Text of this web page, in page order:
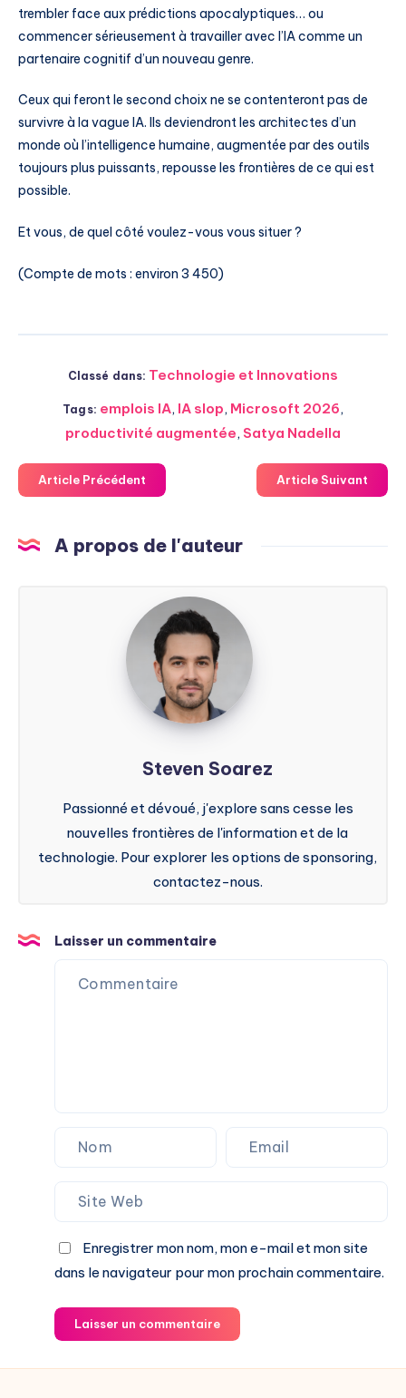
trembler face aux prédictions apocalyptiques… ou
commencer sérieusement à travailler avec l’IA comme un
partenaire cognitif d’un nouveau genre.
Ceux qui feront le second choix ne se contenteront pas de
survivre à la vague IA. Ils deviendront les architectes d’un
monde où l’intelligence humaine, augmentée par des outils
toujours plus puissants, repousse les frontières de ce qui est
possible.
Et vous, de quel côté voulez-vous vous situer ?
(Compte de mots : environ 3 450)
Classé dans: Technologie et Innovations
Tags: emplois IA, IA slop, Microsoft 2026,
productivité augmentée, Satya Nadella
Article Précédent Article Suivant
A propos de l'auteur
Steven
Soarez
Steven Soarez
Passionné et dévoué, j'explore sans cesse les
nouvelles frontières de l'information et de la
technologie. Pour explorer les options de sponsoring,
contactez-nous.
Laisser un commentaire
Enregistrer mon nom, mon e-mail et mon site
dans le navigateur pour mon prochain commentaire.
Laisser un commentaire